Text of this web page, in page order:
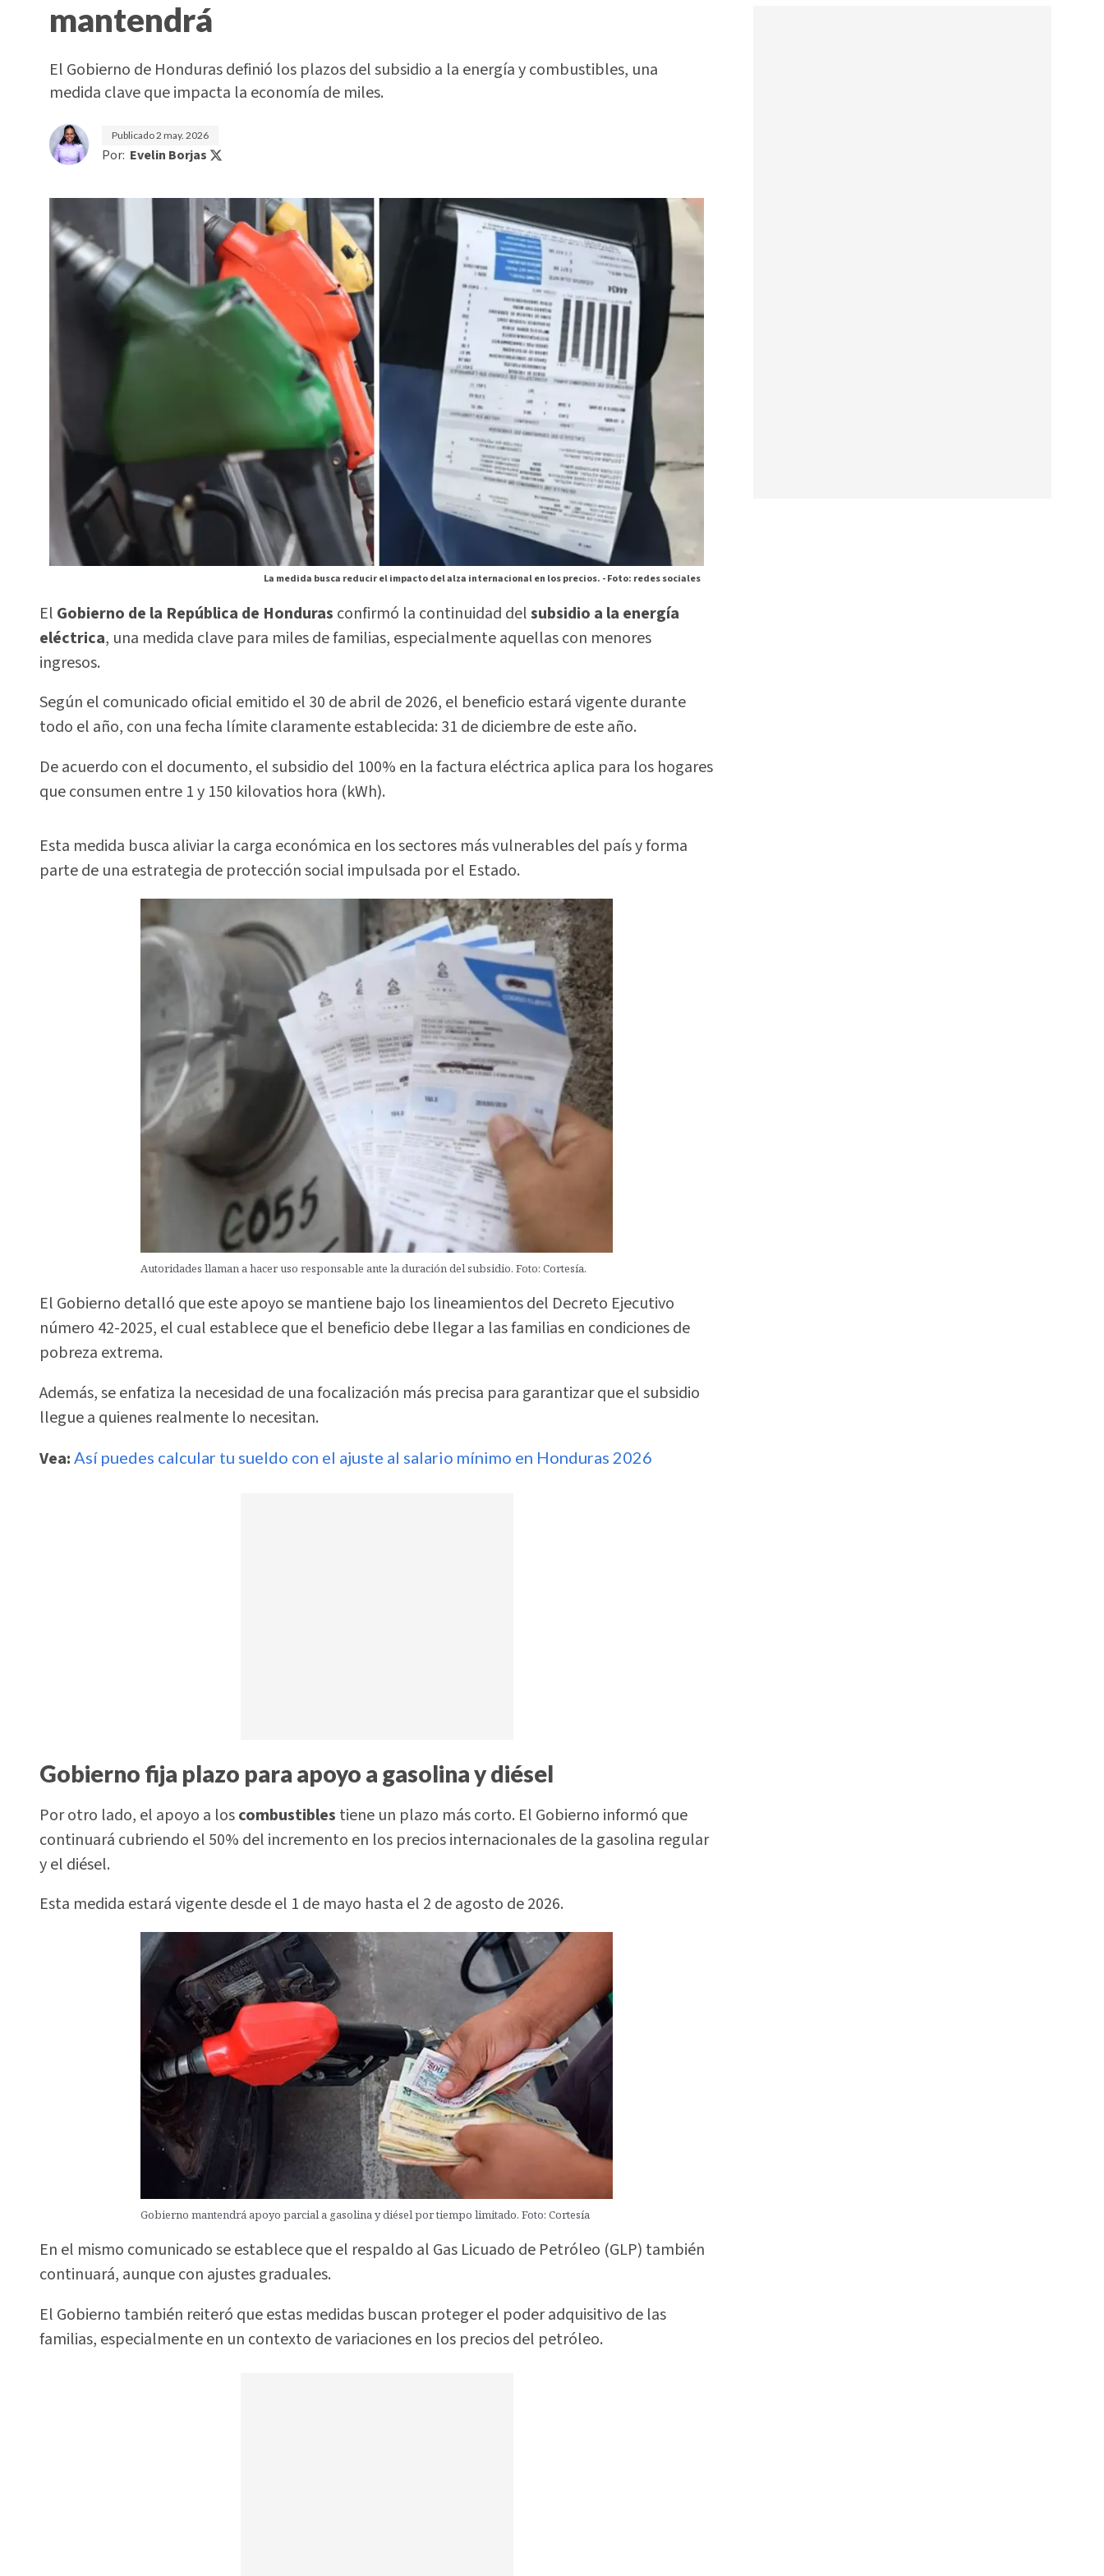
mantendrá
El Gobierno de Honduras definió los plazos del subsidio a la energía y combustibles, una
medida clave que impacta la economía de miles.
Publicado2 may. 2026
Por: Evelin Borjas
La medida busca reducir el impacto del alza internacional en los precios. -Foto: redes sociales
El Gobierno de la República de Honduras confirmó la continuidad delsubsidio a la energía
eléctrica, una medida clave para miles de familias, especialmente aquellas con menores
ingresos.
Según el comunicado oficial emitido el 30 de abril de 2026, el beneficio estará vigente durante
todo el año, con una fecha límite claramente establecida: 31 de diciembre de este año.
De acuerdo con el documento, el subsidio del 100% en la factura eléctrica aplica para los hogares
que consumen entre 1 y 150 kilovatios hora (kWh).
Esta medida busca aliviar la carga económica en los sectores más vulnerables del país y forma
parte de una estrategia de protección social impulsada por el Estado.
Autoridades llaman a hacer uso responsable ante la duración del subsidio. Foto: Cortesía.
El Gobierno detalló que este apoyo se mantiene bajo los lineamientos del Decreto Ejecutivo
número 42-2025, el cual establece que el beneficio debe llegar a las familias en condiciones de
pobreza extrema.
Además, se enfatiza la necesidad de una focalización más precisa para garantizar que el subsidio
llegue a quienes realmente lo necesitan.
Vea: Así puedes calcular tu sueldo con el ajuste al salario mínimo en Honduras 2026
Gobierno fija plazo para apoyo a gasolina y diésel
Por otro lado, el apoyo a loscombustibles tiene un plazo más corto. El Gobierno informó que
continuará cubriendo el 50% del incremento en los precios internacionales de la gasolina regular
y el diésel.
Esta medida estará vigente desde el 1 de mayo hasta el 2 de agosto de 2026.
Gobierno mantendrá apoyo parcial a gasolina y diésel por tiempo limitado. Foto: Cortesía
En el mismo comunicado se establece que el respaldo al Gas Licuado de Petróleo (GLP) también
continuará, aunque con ajustes graduales.
El Gobierno también reiteró que estas medidas buscan proteger el poder adquisitivo de las
familias, especialmente en un contexto de variaciones en los precios del petróleo.